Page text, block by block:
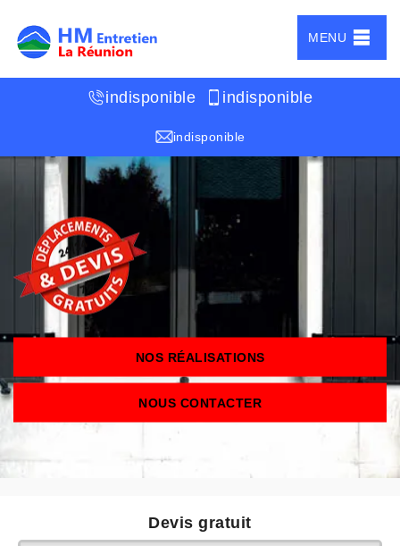
MENU
indisponible indisponible
indisponible
NOS RÉALISATIONS
NOUS CONTACTER
Devis gratuit